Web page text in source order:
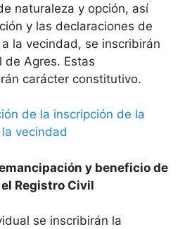
naturaleza y opción, así
y las declaraciones de
la vecindad, se inscribirán
de Agres. Estas
carácter constitutivo.
de la inscripción de la
vecindad
y beneficio de
Registro Civil
se inscribirán la